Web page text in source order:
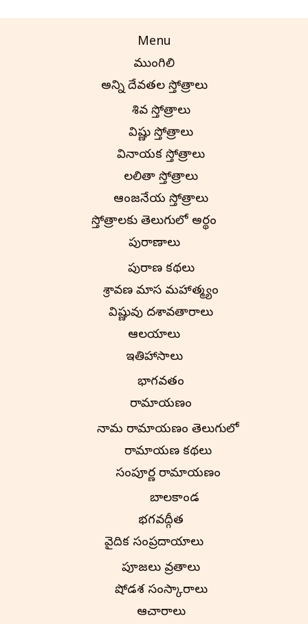
Menu
ముంగిలి
అన్ని దేవతల స్తోత్రాలు
శివ స్తోత్రాలు
విష్ణు స్తోత్రాలు
వినాయక స్తోత్రాలు
లలితా స్తోత్రాలు
ఆంజనేయ స్తోత్రాలు
స్తోత్రాలకు తెలుగులో అర్థం
పురాణాలు
పురాణ కథలు
శ్రావణ మాస మహాత్మ్యం
విష్ణువు దశావతారాలు
ఆలయాలు
ఇతిహాసాలు
భాగవతం
రామాయణం
నామ రామాయణం తెలుగులో
రామాయణ కథలు
సంపూర్ణ రామాయణం
బాలకాండ
భగవద్గీత
వైదిక సంప్రదాయాలు
పూజలు వ్రతాలు
షోడశ సంస్కారాలు
ఆచారాలు